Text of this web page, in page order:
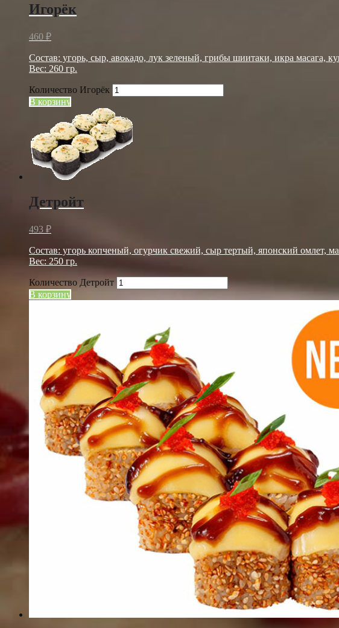
Игорёк
460 ₽
Состав: угорь, сыр, авокадо, лук зеленый, грибы шиитаки, икра масага,
Вес: 260 гр.
Количество Игорёк
В корзину
Детройт
493 ₽
Состав: угорь копченый, огурчик свежий, сыр тертый, японский омлет,
Вес: 250 гр.
Количество Детройт
В корзину